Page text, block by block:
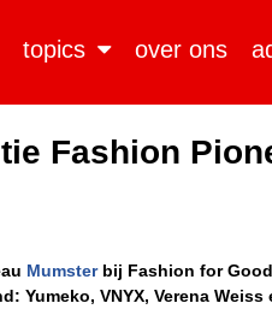
topics over ons
Fashion
Mumsterbij Fashion for
Yumeko, VNYX, Verena Weiss